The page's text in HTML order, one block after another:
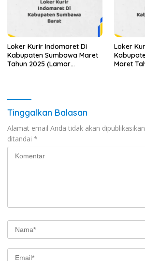
Loker Kurir Indomaret Di
Kabupaten Sumbawa Maret
Tahun 2025 (Lamar
Loker
Maret
Tinggalkan Balasan
Alamat email Anda tidak akan
ditandai *